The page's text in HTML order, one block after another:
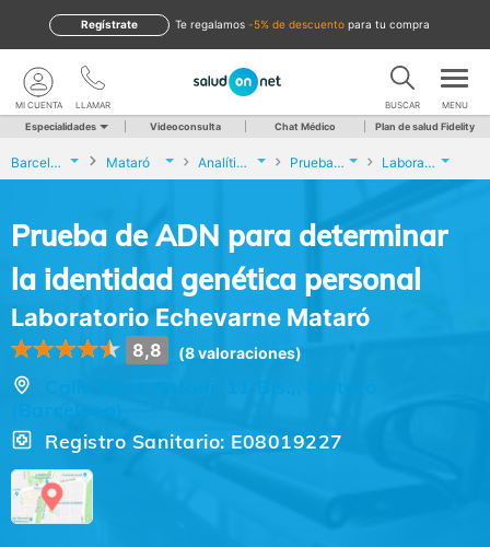
te regalamos -5% de descuento para tu compra
Regístrate
LLAMAR
MI CUENTA BUSCAR MENU
Especialidades Videoconsulta Chat Médico Plan de salud Fidelity
Barcelona Mataró Analíticas y Genética Prueba de ADN para determinar la identidad genética personal Laboratorio Echevarne Mataró
Prueba de ADN para determinar
la identidad genética personal
Laboratorio Echevarne Mataró
8,8 (8 valoraciones)
Calle Sant Antoni, 11 Bjs.,, Mataró
Registro Sanitario: E08019227